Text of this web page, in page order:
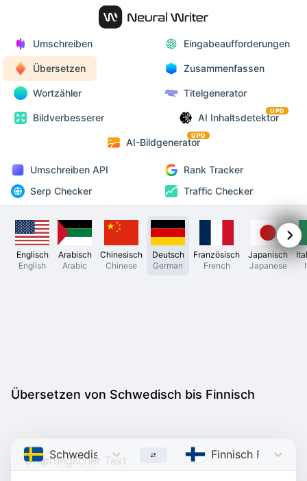
Umschreiben Eingabeaufforderungen
Übersetzen Zusammenfassen
Wortzähler Titelgenerator
Bildverbesserer AI Inhaltsdetektor
UPD
AI-Bildgenerator
UPD
Umschreiben API
Rank Tracker
Serp Checker
Traffic Checker
Englisch
English
Arabisch
Arabic
Chinesisch
Chinese
Deutsch
German
Französisch
French
Japanisch
Japanese
Übersetzen von Schwedisch bis Finnisch
Schwedisch Swedish Finnisch Finnish